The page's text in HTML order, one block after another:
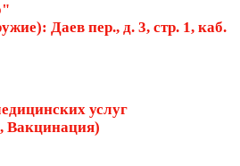
Даев пер., д. 3, стр. 1, каб.
услуг
Вакцинация)